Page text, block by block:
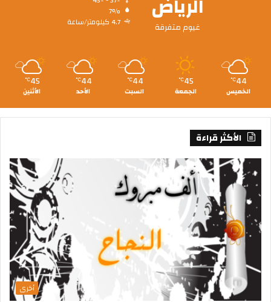
غيوم متفرقة
7%
4.7 كيلومتر/ساعة
44
℃
الخميس
45
℃
الجمعة
44
℃
السبت
44
℃
الأحد
45
℃
الأثنين
الأكثر قراءة
أخرى